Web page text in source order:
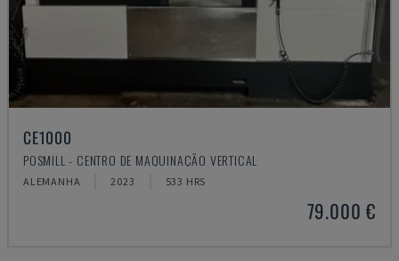
CE1000
POSMILL - CENTRO DE MAQUINAÇÃO VERTICAL
ALEMANHA 2023 533 HRS
79.000 €